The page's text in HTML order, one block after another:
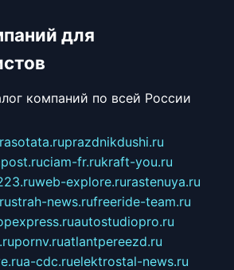
для
компаний по всей России
prazdnikdushi.ru
ciam-fr.rukraft-you.ru
web-explore.rurastenuya.ru
strah-news.rufreeride-team.ru
autostudiopro.ru
pornv.ruatlantpereezd.ru
a-cdc.ruelektrostal-news.ru